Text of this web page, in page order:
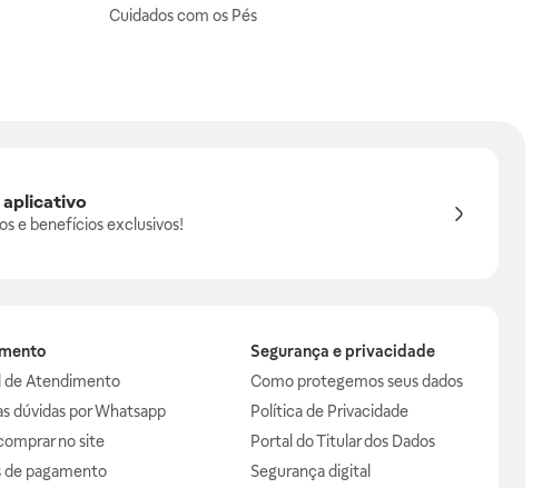
Cuidados com os Pés
aplicativo
e benefícios exclusivos!
de Atendimento
dúvidas por Whatsapp
no site
de pagamento
Segurança e privacidade
Como protegemos seus dados
Política de Privacidade
Portal do Titular dos Dados
Segurança digital